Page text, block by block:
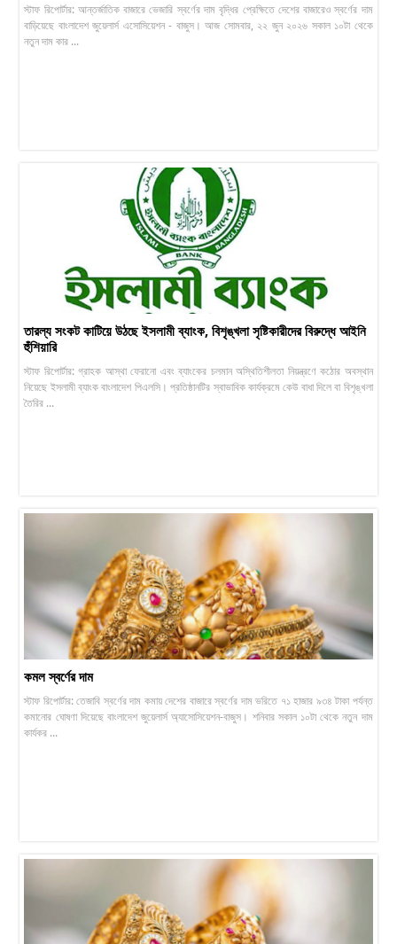
স্টাফ রিপোর্টার: আন্তর্জাতিক বাজারে ভেজারি স্বর্ণের দাম বৃদ্ধির প্রেক্ষিতে দেশের বাজারেও স্বর্ণের দাম
বাড়িয়েছে বাংলাদেশ জুয়েলার্স এসোসিয়েশন - বাজুস। আজ সোমবার, ২২ জুন ২০২৬ সকাল ১০টা থেকে
নতুন দাম কার ...
তারল্য সংকট কাটিয়ে উঠছে ইসলামী ব্যাংক, বিশৃঙ্খলা সৃষ্টিকারীদের বিরুদ্ধে আইনি
হুঁশিয়ারি
স্টাফ রিপোর্টার: গ্রাহক আস্থা ফেরানো এবং ব্যাংকের চলমান অস্থিতিশীলতা নিয়ন্ত্রণে কঠোর অবস্থান
নিয়েছে ইসলামী ব্যাংক বাংলাদেশ পিএলসি। প্রতিষ্ঠানটির স্বাভাবিক কার্যক্রমে কেউ বাধা দিলে বা বিশৃঙ্খলা
তৈরির ...
কমল স্বর্ণের দাম
স্টাফ রিপোর্টার: তেজাবি স্বর্ণের দাম কমায় দেশের বাজারে স্বর্ণের দাম ভরিতে ৭১ হাজার ৯৩৪ টাকা পর্যন্ত
কমানোর ঘোষণা দিয়েছে বাংলাদেশ জুয়েলার্স অ্যাসোসিয়েশন-বাজুস। শনিবার সকাল ১০টা থেকে নতুন দাম
কার্যকর ...